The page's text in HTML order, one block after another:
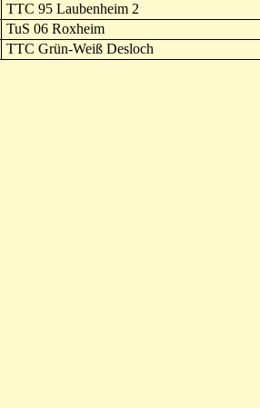
TTC 95 Laubenheim 2
TuS 06 Roxheim
TTC Grün-Weiß Desloch